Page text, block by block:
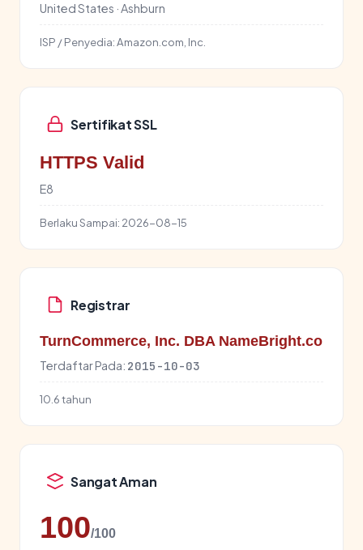
United States · Ashburn
ISP / Penyedia:Amazon.com, Inc.
Sertifikat SSL
HTTPS Valid
E8
Berlaku Sampai: 2026-08-15
Registrar
TurnCommerce, Inc. DBA NameBright.co
Terdaftar Pada: 2015-10-03
10.6 tahun
Sangat Aman
100/100